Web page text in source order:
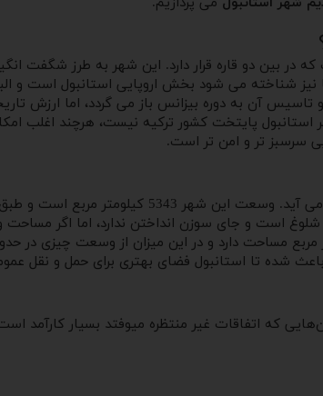
در بین دو قاره قرار دارد. این شهر به طرز شگفت
نیز شناخته می شود بخش اروپایی استانبول است
آن به دوره بیزانس باز می گردد، اما ارزش
پایتخت کشور ترکیه نیست، هرچند اغلب
سرسبز تر و امن تر است.
است و جای سوزن انداختن ندارد، اما اگر
باعث شده تا استانبول فضای بهتری برای حمل و نقل
که اتفاقات غیر منتظره میوفتد بسیار کارآمد